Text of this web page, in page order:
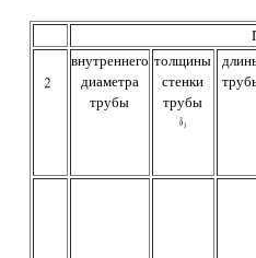
внутреннего
диаметра
трубы
толщины
стенки
трубы